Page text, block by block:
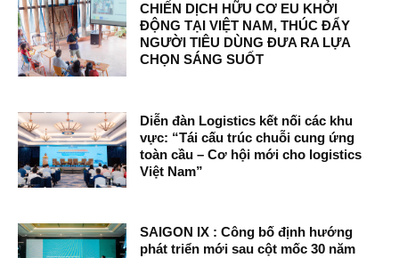
CHIẾN DỊCH HỮU CƠ EU KHỞI
ĐỘNG TẠI VIỆT NAM, THÚC ĐẨY
NGƯỜI TIÊU DÙNG ĐƯA RA LỰA
CHỌN SÁNG SUỐT
Diễn đàn Logistics kết nối các khu
vực: “Tái cấu trúc chuỗi cung ứng
toàn cầu – Cơ hội mới cho logistics
Việt Nam”
SAIGON IX : Công bố định hướng
phát triển mới sau cột mốc 30 năm